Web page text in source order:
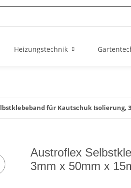
Heizungstechnik
für Kautschuk Isolierung,
Austroflex
3mm x 50mm x